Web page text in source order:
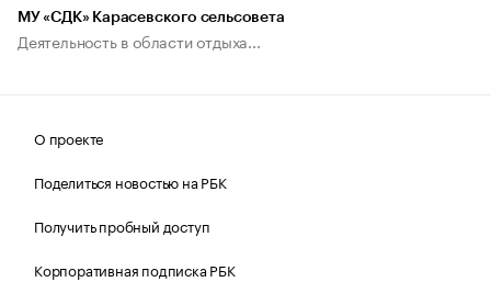
МУ «СДК» Карасевского сельсовета
Деятельность в области отдыха...
О проекте
Поделиться новостью на РБК
Получить пробный доступ
Корпоративная подписка РБК